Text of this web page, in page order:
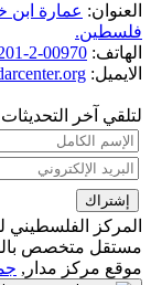
العنوان: عمارة ابن
فلسطين.
الهاتف: 00970-2-2966201
الايميل:
لتلقي آخر
المركز الفلسطيني
مستقل متخصص
موقع مركز مدار,